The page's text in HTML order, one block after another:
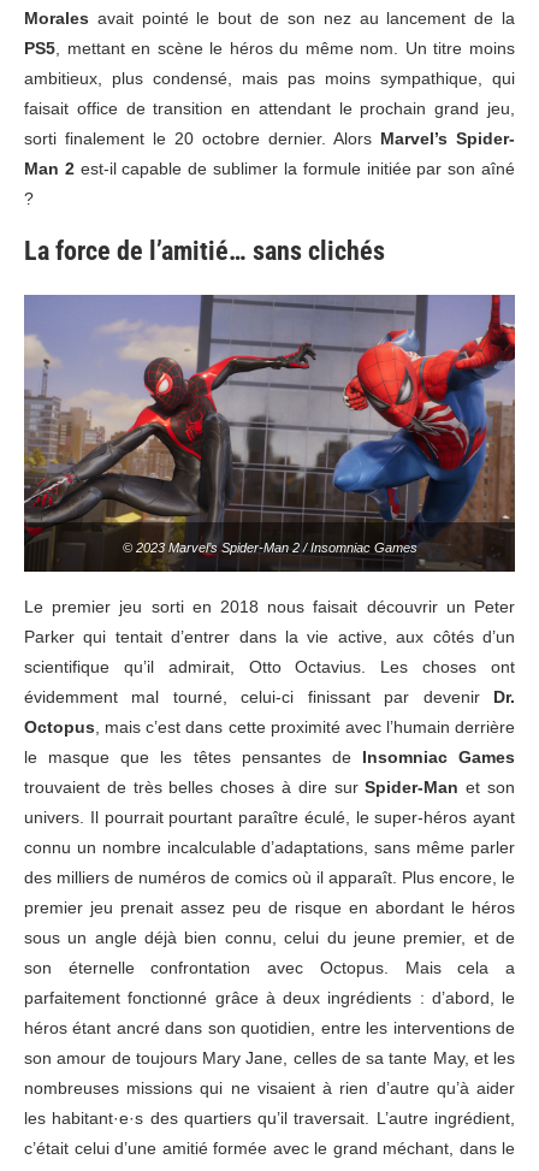
Morales avait pointé le bout de son nez au lancement de la
PS5, mettant en scène le héros du même nom. Un titre moins
ambitieux, plus condensé, mais pas moins sympathique, qui
faisait office de transition en attendant le prochain grand jeu,
sorti finalement le 20 octobre dernier. Alors Marvel’s Spider-
Man 2est-il capable de sublimer la formule initiée par son aîné
?
La force de l’amitié… sans clichés
© 2023 Marvel’s Spider-Man 2 / Insomniac Games
Le premier jeu sorti en 2018 nous faisait découvrir un Peter
Parker qui tentait d’entrer dans la vie active, aux côtés d’un
scientifique qu’il admirait, Otto Octavius. Les choses ont
évidemment mal tourné, celui-ci finissant par devenir Dr.
Octopus , mais c’est dans cette proximité avec l’humain derrière
le masque que les têtes pensantes de Insomniac Games
trouvaient de très belles choses à dire surSpider-Man et son
univers. Il pourrait pourtant paraître éculé, le super-héros ayant
connu un nombre incalculable d’adaptations, sans même parler
des milliers de numéros de comics où il apparaît. Plus encore, le
premier jeu prenait assez peu de risque en abordant le héros
sous un angle déjà bien connu, celui du jeune premier, et de
son éternelle confrontation avec Octopus. Mais cela a
parfaitement fonctionné grâce à deux ingrédients : d’abord, le
héros étant ancré dans son quotidien, entre les interventions de
son amour de toujours Mary Jane, celles de sa tante May, et les
nombreuses missions qui ne visaient à rien d’autre qu’à aider
les habitant·e·s des quartiers qu’il traversait. L’autre ingrédient,
c’était celui d’une amitié formée avec le grand méchant, dans le